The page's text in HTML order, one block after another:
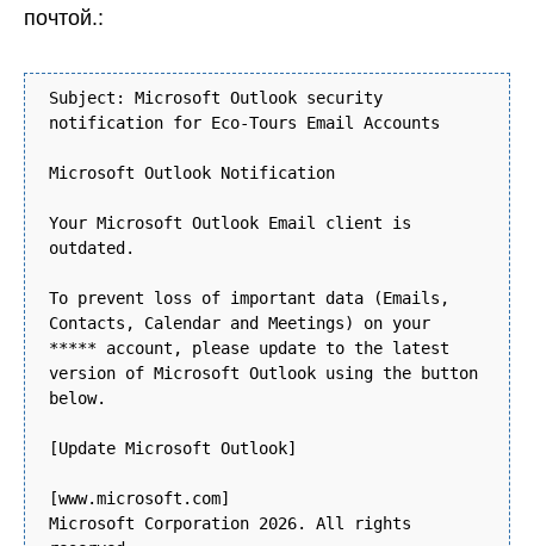
почтой.:
Subject: Microsoft Outlook security
notification for Eco-Tours Email Accounts
Microsoft Outlook Notification
Your Microsoft Outlook Email client is
outdated.
To prevent loss of important data (Emails,
Contacts, Calendar and Meetings) on your
***** account, please update to the latest
version of Microsoft Outlook using the button
below.
[Update Microsoft Outlook]
[www.microsoft.com]
Microsoft Corporation 2026. All rights